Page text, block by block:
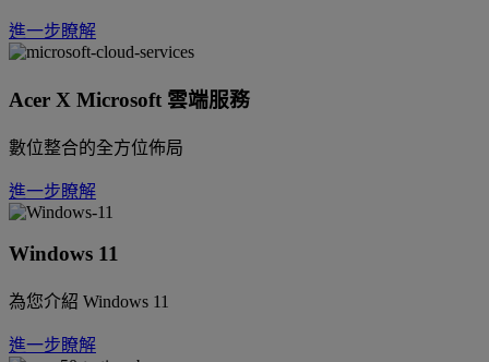
進一步瞭解
Acer X Microsoft 雲端服務
數位整合的全方位佈局
進一步瞭解
Windows 11
為您介紹 Windows 11
進一步瞭解